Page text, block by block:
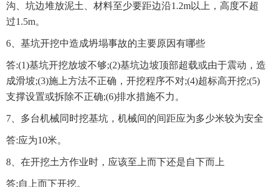
沟、坑边堆放泥土、材料至少要距边沿1.2m以上，高度不超
过1.5m。
6、基坑开挖中造成坍塌事故的主要原因有哪些
答:(1)基坑开挖放坡不够;(2)基坑边坡顶部超载或由于震动，造
成滑坡;(3)施上方法不正确，开挖程序不对;(4)超标高开挖;(5)
支撑设置或拆除不正确;(6)排水措施不力。
7、多台机械同时挖基坑，机械间的间距应为多少米较为安全
答:应为10米。
8、在开挖土方作业时，应该至上而下还是自下而上
答:自上而下开挖。